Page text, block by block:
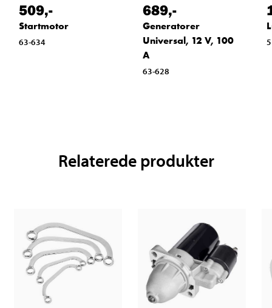
509,-
Startmotor
63-634
689,-
Generatorer
Universal, 12 V, 100
A
63-628
Relaterede produkter